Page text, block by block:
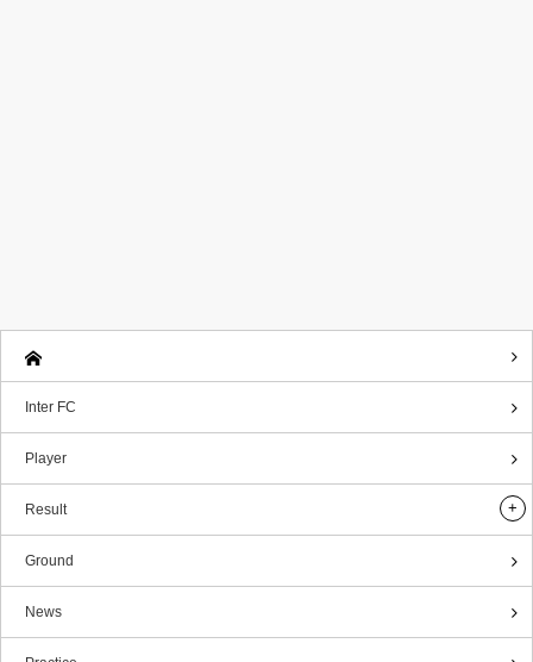
Inter FC
Player
Result
Ground
News